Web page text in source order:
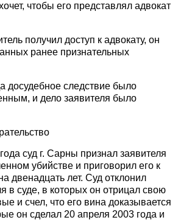
чтобы его представлял адвокат
получил доступ к адвокату, он
ранее признательных
досудебное следствие было
и дело заявителя было
суд г. Сарны признал заявителя
убийстве и приговорил его к
двенадцать лет. Суд отклонил
в суде, в которых он отрицал свою
и счел, что его вина доказывается
он сделал 20 апреля 2003 года и